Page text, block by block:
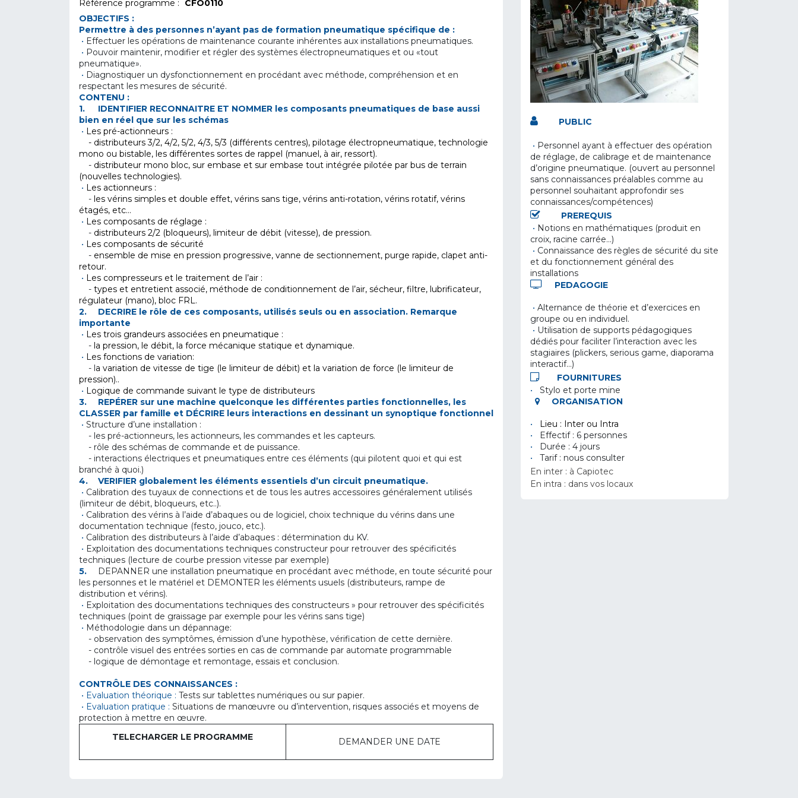
Référence programme :
CFO0110
OBJECTIFS :
Permettre à des personnes n’ayant pas de formation pneumatique spécifique de :
• Effectuer les opérations de maintenance courante inhérentes aux installations pneumatiques.
• Pouvoir maintenir, modifier et régler des systèmes électropneumatiques et ou «tout
pneumatique».
• Diagnostiquer un dysfonctionnement en procédant avec méthode, compréhension et en
respectant les mesures de sécurité.
CONTENU :
1.
IDENTIFIER RECONNAITRE ET NOMMER les composants pneumatiques de base aussi
bien en réel que sur les schémas
• Les pré-actionneurs :
- distributeurs 3/2, 4/2, 5/2, 4/3, 5/3 (différents centres), pilotage électropneumatique, technologie
mono ou bistable, les différentes sortes de rappel (manuel, à air, ressort).
- distributeur mono bloc, sur embase et sur embase tout intégrée pilotée par bus de terrain
(nouvelles technologies).
• Les actionneurs :
- les vérins simples et double effet, vérins sans tige, vérins anti-rotation, vérins rotatif, vérins
étagés, etc…
• Les composants de réglage :
- distributeurs 2/2 (bloqueurs), limiteur de débit (vitesse), de pression.
• Les composants de sécurité
- ensemble de mise en pression progressive, vanne de sectionnement, purge rapide, clapet anti-
retour.
• Les compresseurs et le traitement de l’air :
- types et entretient associé, méthode de conditionnement de l’air, sécheur, filtre, lubrificateur,
régulateur (mano), bloc FRL.
2.
DECRIRE le rôle de ces composants, utilisés seuls ou en association. Remarque
importante
• Les trois grandeurs associées en pneumatique :
- la pression, le débit, la force mécanique statique et dynamique.
• Les fonctions de variation:
- la variation de vitesse de tige (le limiteur de débit) et la variation de force (le limiteur de
pression)..
• Logique de commande suivant le type de distributeurs
3.
REPÉRER sur une machine quelconque les différentes parties fonctionnelles, les
CLASSER par famille et DÉCRIRE leurs interactions en dessinant un synoptique fonctionnel
• Structure d’une installation :
- les pré-actionneurs, les actionneurs, les commandes et les capteurs.
- rôle des schémas de commande et de puissance.
- interactions électriques et pneumatiques entre ces éléments (qui pilotent quoi et qui est
branché à quoi.)
4.
VERIFIER globalement les éléments essentiels d’un circuit pneumatique.
• Calibration des tuyaux de connections et de tous les autres accessoires généralement utilisés
(limiteur de débit, bloqueurs, etc..).
• Calibration des vérins à l’aide d’abaques ou de logiciel, choix technique du vérins dans une
documentation technique (festo, jouco, etc.).
• Calibration des distributeurs à l’aide d’abaques : détermination du KV.
• Exploitation des documentations techniques constructeur pour retrouver des spécificités
techniques (lecture de courbe pression vitesse par exemple)
5.
DEPANNER une installation pneumatique en procédant avec méthode, en toute sécurité pour
les personnes et le matériel et DEMONTER les éléments usuels (distributeurs, rampe de
distribution et vérins).
• Exploitation des documentations techniques des constructeurs » pour retrouver des spécificités
techniques (point de graissage par exemple pour les vérins sans tige)
• Méthodologie dans un dépannage:
- observation des symptômes, émission d’une hypothèse, vérification de cette dernière.
- contrôle visuel des entrées sorties en cas de commande par automate programmable
- logique de démontage et remontage, essais et conclusion.
CONTRÔLE DES CONNAISSANCES :
• Evaluation théorique : Tests sur tablettes numériques ou sur papier.
• Evaluation pratique : Situations de manœuvre ou d’intervention, risques associés et moyens de
protection à mettre en œuvre.
TELECHARGER LE PROGRAMME
DEMANDER UNE DATE
PUBLIC
• Personnel ayant à effectuer des opération
de réglage, de calibrage et de maintenance
d’origine pneumatique. (ouvert au personnel
sans connaissances préalables comme au
personnel souhaitant approfondir ses
connaissances/compétences)
PREREQUIS
• Notions en mathématiques (produit en
croix, racine carrée...)
• Connaissance des règles de sécurité du site
et du fonctionnement général des
installations
PEDAGOGIE
• Alternance de théorie et d’exercices en
groupe ou en individuel.
• Utilisation de supports pédagogiques
dédiés pour faciliter l’interaction avec les
stagiaires (plickers, serious game, diaporama
interactif…)
FOURNITURES
•
Stylo et porte mine
ORGANISATION
•
Lieu : Inter ou Intra
•
Effectif : 6 personnes
•
Durée : 4 jours
•
Tarif : nous consulter
En inter : à Capiotec
En intra : dans vos locaux